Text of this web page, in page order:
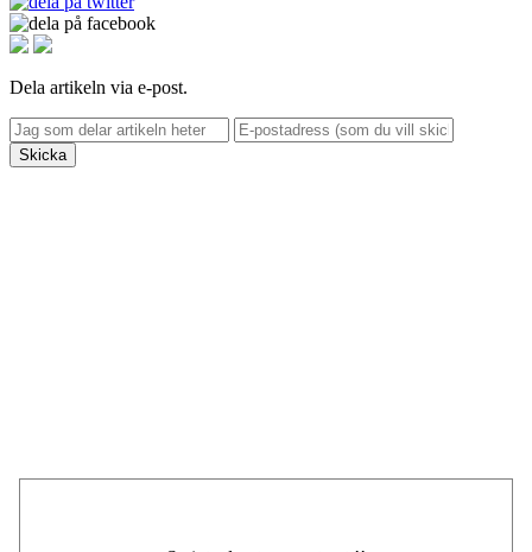
Dela artikeln via e-post.
Skicka